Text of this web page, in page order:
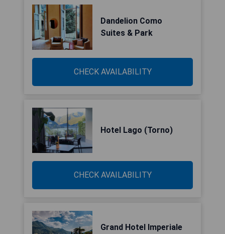
Dandelion Como
Suites & Park
CHECK AVAILABILITY
Hotel Lago (Torno)
CHECK AVAILABILITY
Grand Hotel Imperiale